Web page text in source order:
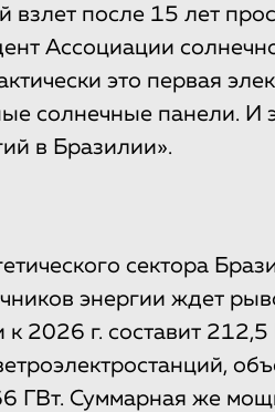
взлет после 15 лет
Ассоциации
это первая
солнечные панели. И
в Бразилии».
сектора
энергии ждет
2026 г. составит
ГВт. Суммарная же